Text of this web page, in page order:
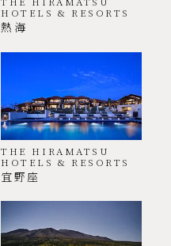
HOTELS & RESORTS
熱海
THE HIRAMATSU
HOTELS & RESORTS
宜野座